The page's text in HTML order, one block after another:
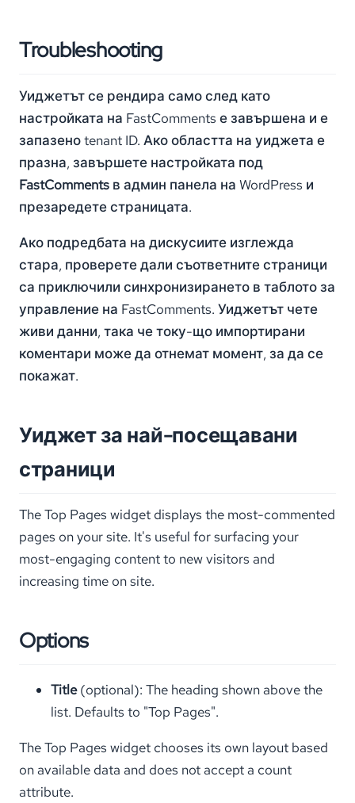
Troubleshooting
Уиджетът се рендира само след като
настройката на FastComments е завършена и е
запазено tenant ID. Ако областта на уиджета е
празна, завършете настройката под
FastComments в админ панела на WordPress и
презаредете страницата.
Ако подредбата на дискусиите изглежда
стара, проверете дали съответните страници
са приключили синхронизирането в таблото за
управление на FastComments. Уиджетът чете
живи данни, така че току-що импортирани
коментари може да отнемат момент, за да се
покажат.
Уиджет за най-посещавани
страници
The Top Pages widget displays the most-commented
pages on your site. It's useful for surfacing your
most-engaging content to new visitors and
increasing time on site.
Options
Title(optional): The heading shown above the
list. Defaults to "Top Pages".
The Top Pages widget chooses its own layout based
on available data and does not accept a count
attribute.